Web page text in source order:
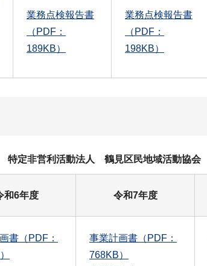
業務点検報告書
（PDF：
189KB）
業務点検報告書
（PDF：
198KB）
定非営利活動法人 鶴見区民地域活動協会
和6年度 令和7年度
書（PDF：
事業計画書（PDF：
768KB）